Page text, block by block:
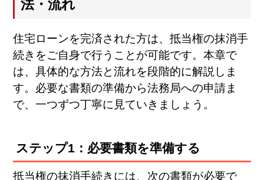
法・流れ
住宅ローンを完済された方は、抵当権の抹消手
続きをご自身で行うことが可能です。本章で
は、具体的な方法と流れを段階的に解説しま
す。必要な書類の準備から法務局への申請ま
で、一つずつ丁寧に見ていきましょう。
ステップ1：必要書類を準備する
抵当権の抹消手続きには、次の書類が必要で